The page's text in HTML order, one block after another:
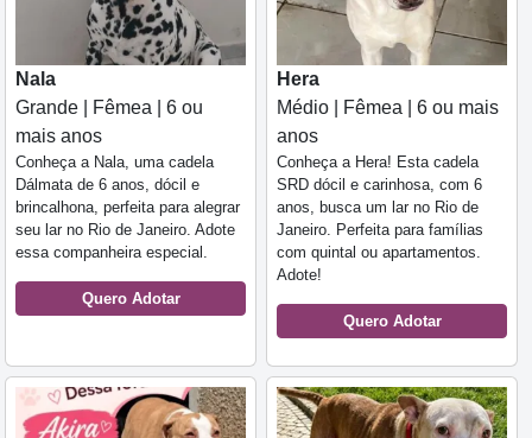
Nala
Grande | Fêmea | 6 ou
mais anos
Conheça a Nala, uma cadela
Dálmata de 6 anos, dócil e
brincalhona, perfeita para alegrar
seu lar no Rio de Janeiro. Adote
essa companheira especial.
Quero Adotar
Hera
Médio | Fêmea | 6 ou mais
anos
Conheça a Hera! Esta cadela
SRD dócil e carinhosa, com 6
anos, busca um lar no Rio de
Janeiro. Perfeita para famílias
com quintal ou apartamentos.
Adote!
Quero Adotar